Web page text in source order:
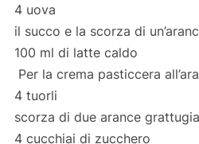
4 uova
il succo e la scorza di
100 ml di latte caldo
Per la crema pasticcera
4 tuorli
scorza di due arance
4 cucchiai di zucchero